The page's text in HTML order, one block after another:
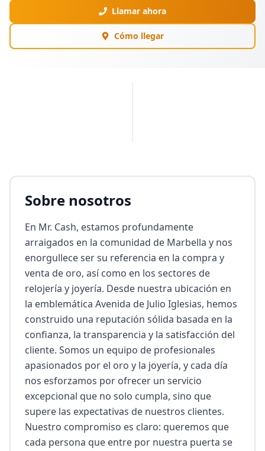
Llamar ahora
Cómo llegar
Sobre nosotros
En Mr. Cash, estamos profundamente
arraigados en la comunidad de Marbella y nos
enorgullece ser su referencia en la compra y
venta de oro, así como en los sectores de
relojería y joyería. Desde nuestra ubicación en
la emblemática Avenida de Julio Iglesias, hemos
construido una reputación sólida basada en la
confianza, la transparencia y la satisfacción del
cliente. Somos un equipo de profesionales
apasionados por el oro y la joyería, y cada día
nos esforzamos por ofrecer un servicio
excepcional que no solo cumpla, sino que
supere las expectativas de nuestros clientes.
Nuestro compromiso es claro: queremos que
cada persona que entre por nuestra puerta se